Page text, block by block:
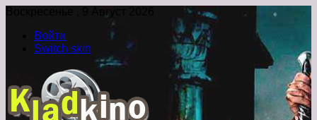
Воскресенье , 9 Август 2026
Войти
Switch skin